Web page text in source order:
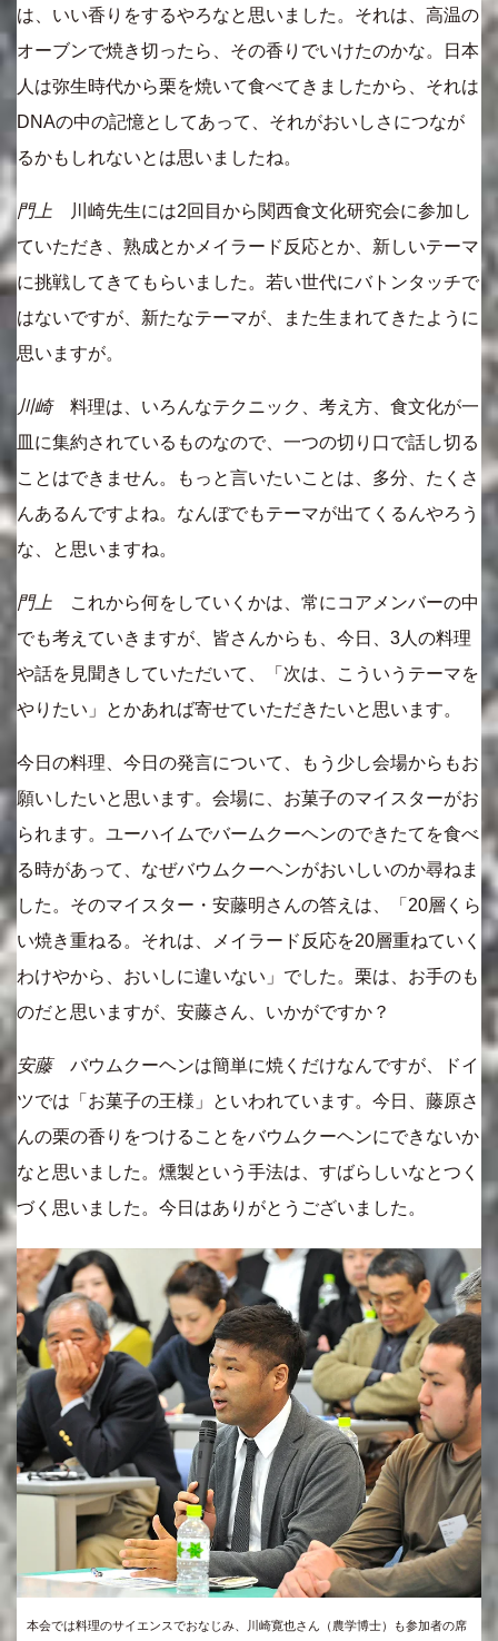
は、いい香りをするやろなと思いました。それは、高温の
オーブンで焼き切ったら、その香りでいけたのかな。日本
人は弥生時代から栗を焼いて食べてきましたから、それは
DNAの中の記憶としてあって、それがおいしさにつなが
るかもしれないとは思いましたね。
門上 川崎先生には2回目から関西食文化研究会に参加し
ていただき、熟成とかメイラード反応とか、新しいテーマ
に挑戦してきてもらいました。若い世代にバトンタッチで
はないですが、新たなテーマが、また生まれてきたように
思いますが。
川崎料理は、いろんなテクニック、考え方、食文化が一
皿に集約されているものなので、一つの切り口で話し切る
ことはできません。もっと言いたいことは、多分、たくさ
んあるんですよね。なんぼでもテーマが出てくるんやろう
な、と思いますね。
門上 これから何をしていくかは、常にコアメンバーの中
でも考えていきますが、皆さんからも、今日、3人の料理
や話を見聞きしていただいて、「次は、こういうテーマを
やりたい」とかあれば寄せていただきたいと思います。
今日の料理、今日の発言について、もう少し会場からもお
願いしたいと思います。会場に、お菓子のマイスターがお
られます。ユーハイムでバームクーヘンのできたてを食べ
る時があって、なぜバウムクーヘンがおいしいのか尋ねま
した。そのマイスター・安藤明さんの答えは、「20層くら
い焼き重ねる。それは、メイラード反応を20層重ねていく
わけやから、おいしに違いない」でした。栗は、お手のも
のだと思いますが、安藤さん、いかがですか？
安藤バウムクーヘンは簡単に焼くだけなんですが、ドイ
ツでは「お菓子の王様」といわれています。今日、藤原さ
んの栗の香りをつけることをバウムクーヘンにできないか
なと思いました。燻製という手法は、すばらしいなとつく
づく思いました。今日はありがとうございました。
本会では料理のサイエンスでおなじみ、川崎寛也さん（農学博士）も参加者の席